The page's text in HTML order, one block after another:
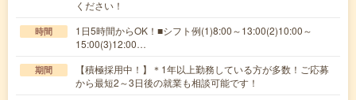
ください！
時間
1日5時間からOK！■シフト例(1)8:00～13:00(2)10:00～
15:00(3)12:00…
期間
【積極採用中！】＊1年以上勤務している方が多数！ご応募
から最短2～3日後の就業も相談可能です！